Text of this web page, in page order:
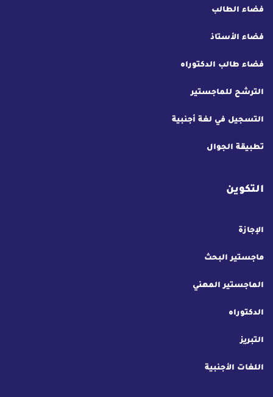
فضاء الطالب
فضاء الأستاذ
فضاء طالب الدكتوراه
الترشح للماجستير
التسجيل في لغة أجنبية
تطبيقة الجوال
التكوين
الإجازة
ماجستير البحث
الماجستير المهني
الدكتوراه
التبريز
اللغات الأجنبية